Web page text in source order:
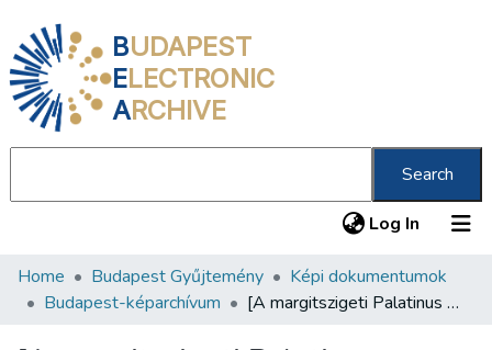
BUDAPEST
ELECTRONIC
ARCHIVE
Search
Log In (current)
Communities & Collections
Home Budapest Gyűjtemény
Képi dokumentumok
Budapest-képarchívum
[A margitszigeti Palatinus strand]